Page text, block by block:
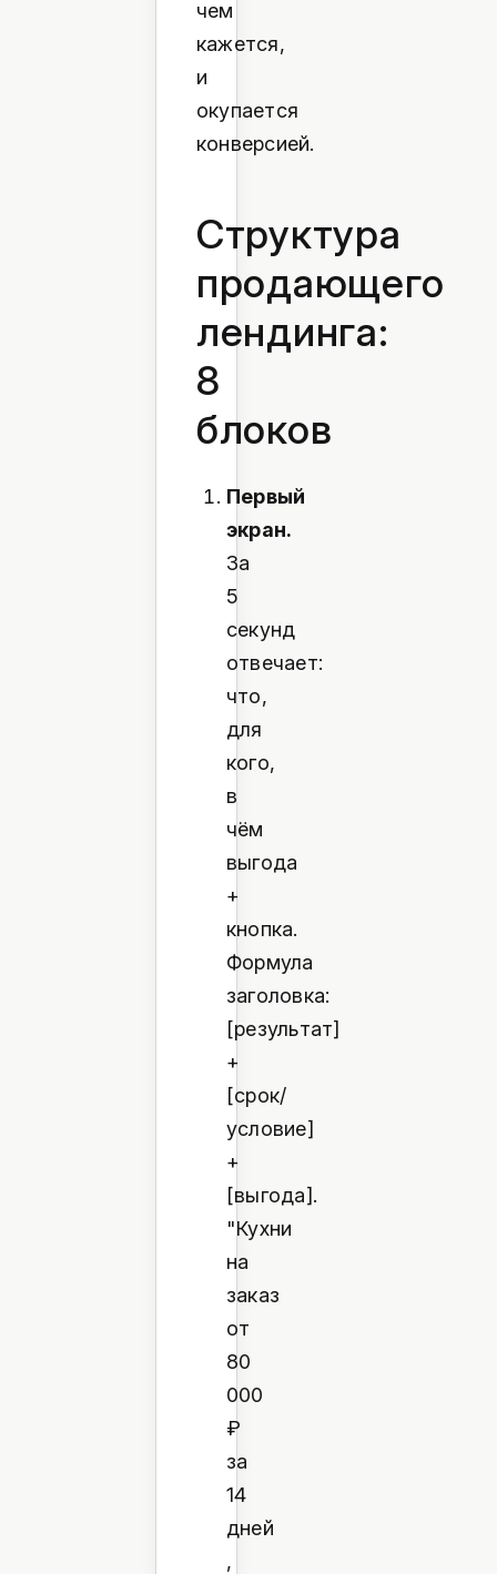
чем
кажется,
и
окупается
конверсией.
Структура
продающего
лендинга:
8
блоков
Первый
экран.
За
5
секунд
отвечает:
что,
для
кого,
в
чём
выгода
+
кнопка.
Формула
заголовка:
[результат]
+
[срок/
условие]
+
[выгода].
"Кухни
на
заказ
от
80
000
₽
за
14
дней
,